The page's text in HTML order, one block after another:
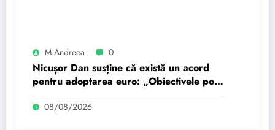
M Andreea 0
Nicușor Dan susține că există un acord
pentru adoptarea euro: „Obiectivele pot
fi realizate dacă…
08/08/2026